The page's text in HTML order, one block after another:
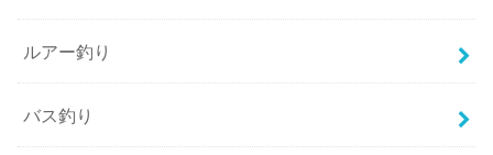
ルアー釣り
バス釣り